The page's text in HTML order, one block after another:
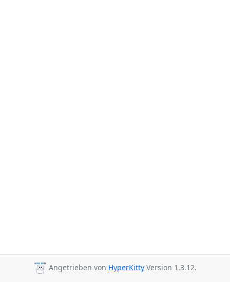
Angetrieben von HyperKittyVersion 1.3.12.